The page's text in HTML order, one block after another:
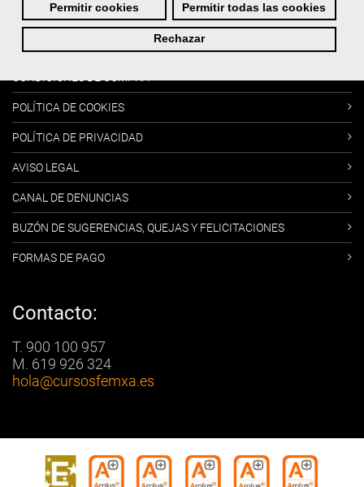
Permitir cookies Permitir todas las cookies
Rechazar
POLÍTICA DE COOKIES
POLÍTICA DE PRIVACIDAD
AVISO LEGAL
CANAL DE DENUNCIAS
BUZÓN DE SUGERENCIAS, QUEJAS Y FELICITACIONES
FORMAS DE PAGO
Contacto:
T. 900 100 957
M. 619 926 324
hola@cursosfemxa.es